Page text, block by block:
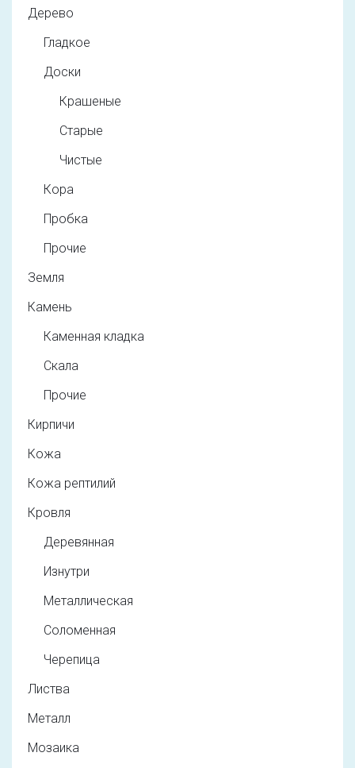
Дерево
Гладкое
Доски
Крашеные
Старые
Чистые
Кора
Пробка
Прочие
Земля
Камень
Каменная кладка
Скала
Прочие
Кирпичи
Кожа
Кожа рептилий
Кровля
Деревянная
Изнутри
Металлическая
Соломенная
Черепица
Листва
Металл
Мозаика